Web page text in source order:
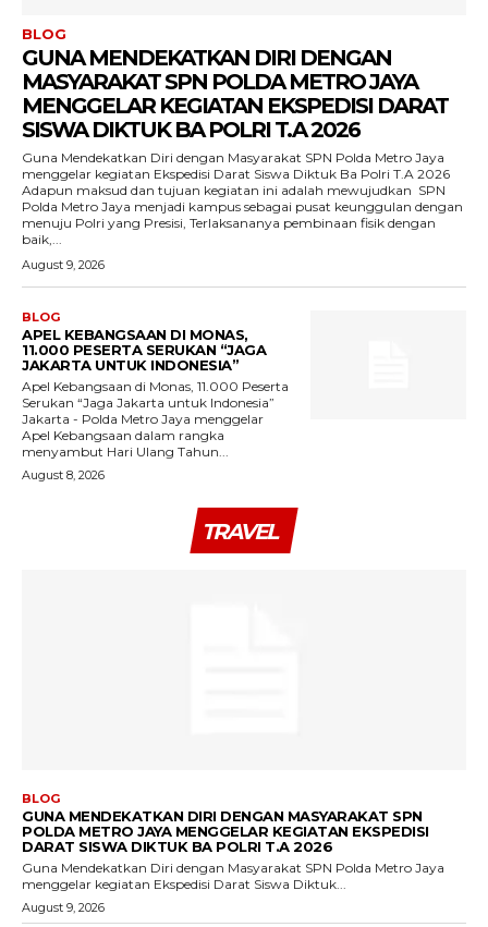
BLOG
GUNA MENDEKATKAN DIRI DENGAN
MASYARAKAT SPN POLDA METRO JAYA
MENGGELAR KEGIATAN EKSPEDISI DARAT
SISWA DIKTUK BA POLRI T.A 2026
Guna Mendekatkan Diri dengan Masyarakat SPN Polda Metro Jaya
menggelar kegiatan Ekspedisi Darat Siswa Diktuk Ba Polri T.A 2026 ‎
‎Adapun maksud dan tujuan kegiatan ini adalah mewujudkan SPN
Polda Metro Jaya menjadi kampus sebagai pusat keunggulan dengan
menuju Polri yang Presisi, Terlaksananya pembinaan fisik dengan
baik,...
August 9, 2026
BLOG
APEL KEBANGSAAN DI MONAS,
11.000 PESERTA SERUKAN “JAGA
JAKARTA UNTUK INDONESIA”
Apel Kebangsaan di Monas, 11.000 Peserta
Serukan “Jaga Jakarta untuk Indonesia”
Jakarta - Polda Metro Jaya menggelar
Apel Kebangsaan dalam rangka
menyambut Hari Ulang Tahun...
August 8, 2026
TRAVEL
BLOG
GUNA MENDEKATKAN DIRI DENGAN MASYARAKAT SPN
POLDA METRO JAYA MENGGELAR KEGIATAN EKSPEDISI
DARAT SISWA DIKTUK BA POLRI T.A 2026
Guna Mendekatkan Diri dengan Masyarakat SPN Polda Metro Jaya
menggelar kegiatan Ekspedisi Darat Siswa Diktuk...
August 9, 2026